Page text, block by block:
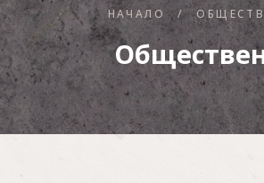
НАЧАЛО /